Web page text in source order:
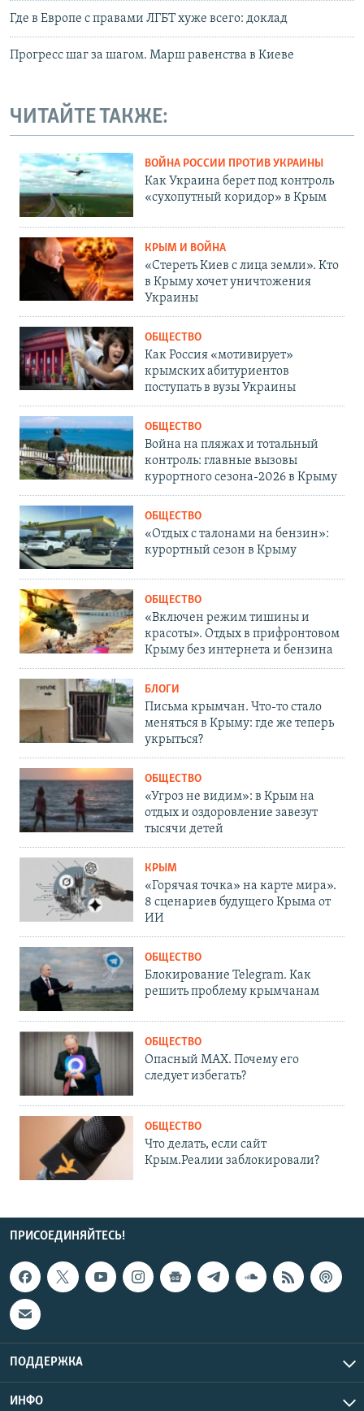
Где в Европе с правами ЛГБТ хуже всего: доклад
Прогресс шаг за шагом. Марш равенства в Киеве
ЧИТАЙТЕ ТАКЖЕ:
ВОЙНА РОССИИ ПРОТИВ УКРАИНЫ
Как Украина берет под контроль
«сухопутный коридор» в Крым
КРЫМ И ВОЙНА
«Стереть Киев с лица земли». Кто
в Крыму хочет уничтожения
Украины
ОБЩЕСТВО
Как Россия «мотивирует»
крымских абитуриентов
поступать в вузы Украины
ОБЩЕСТВО
Война на пляжах и тотальный
контроль: главные вызовы
курортного сезона-2026 в Крыму
ОБЩЕСТВО
«Отдых с талонами на бензин»:
курортный сезон в Крыму
ОБЩЕСТВО
«Включен режим тишины и
красоты». Отдых в прифронтовом
Крыму без интернета и бензина
БЛОГИ
Письма крымчан. Что-то стало
меняться в Крыму: где же теперь
укрыться?
ОБЩЕСТВО
«Угроз не видим»: в Крым на
отдых и оздоровление завезут
тысячи детей
КРЫМ
«Горячая точка» на карте мира».
8 сценариев будущего Крыма от
ИИ
ОБЩЕСТВО
Блокирование Telegram. Как
решить проблему крымчанам
ОБЩЕСТВО
Опасный MAX. Почему его
следует избегать?
ОБЩЕСТВО
Что делать, если сайт
Крым.Реалии заблокировали?
ПРИСОЕДИНЯЙТЕСЬ!
ПОДДЕРЖКА
ИНФО